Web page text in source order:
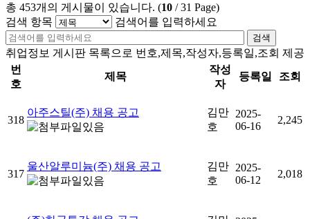
총 453개의 게시물이 있습니다. (10 /31 Page)
검색 항목
검색어를 입력하세요
검색
취업정보 게시판 목록으로 번호,제목,작성자,등록일,조회 제공
번
호
제목
작성
자
등록일 조회
318
아주스틸(주) 채용 공고
김만
호
2025-
06-16
2,245
317
울산알루미늄(주) 채용 공고
김만
호
2025-
06-12
2,018